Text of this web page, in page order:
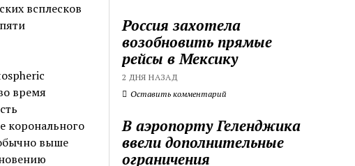
всплесков
время
коронального
выше
Россия захотела
возобновить прямые
рейсы в Мексику
2 ДНЯ НАЗАД
Оставить комментарий
В аэропорту Геленджика
ввели дополнительные
ограничения